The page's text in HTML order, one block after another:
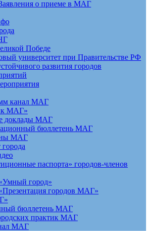
о приеме в МАГ
Победе
университет при Правительстве РФ
развития городов
канал МАГ
МАГ»
доклады МАГ
бюллетень МАГ
МАГ
паспорта» городов-членов
город»
городов МАГ»
бюллетень МАГ
практик МАГ
МАГ